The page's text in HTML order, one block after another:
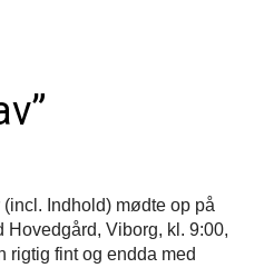
Indhold) mødte op på
Viborg, kl. 9:00,
rigtig fint og endda med